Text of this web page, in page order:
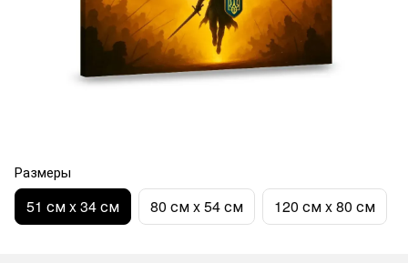
Размеры
51 см x 34 см 80 см x 54 см 120 см x 80 см